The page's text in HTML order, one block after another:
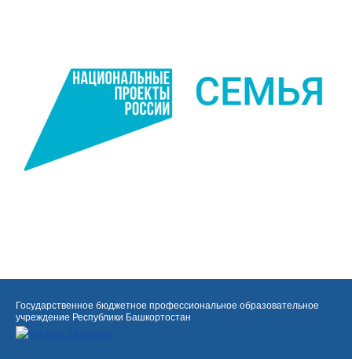
Государственное бюджетное профессиональное образовательное
учреждение Республики Башкортостан